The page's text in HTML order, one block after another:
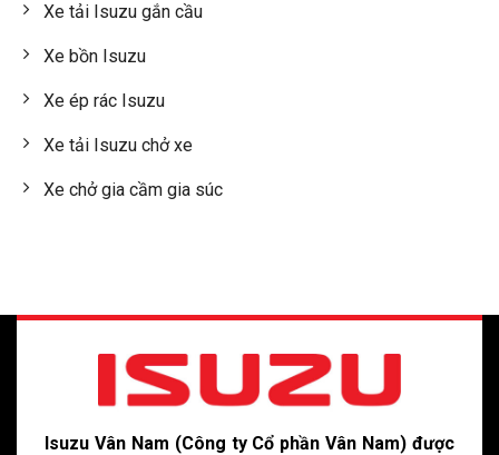
Xe tải Isuzu gắn cầu
Xe bồn Isuzu
Xe ép rác Isuzu
Xe tải Isuzu chở xe
Xe chở gia cầm gia súc
Isuzu Vân Nam (Công ty Cổ phần Vân Nam) được